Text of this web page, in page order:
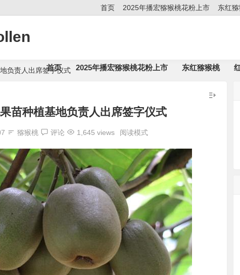
首页 2025年播宏猕猴桃花粉上市 东红
首页 2025年播宏猕猴桃花粉上市 东红猕猴桃
负责人出席签字仪式
苗种植基地负责人出席签字仪式
猕猴桃 评论 1,645 views 阅读模式